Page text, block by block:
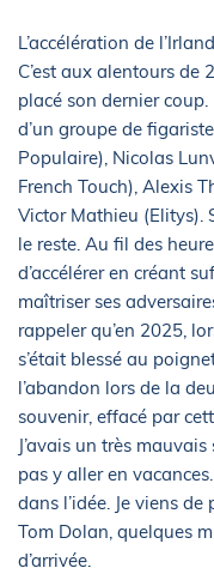
L’accélération de
C’est aux alentours de
placé son dernier
d’un groupe de
Populaire), Nicolas
French Touch), Alexis
Victor Mathieu (Elitys).
le reste. Au fil des
d’accélérer en créant
maîtriser ses
rappeler qu’en 2025,
s’était blessé au
l’abandon lors de la
souvenir, effacé par
J’avais un très
pas y aller en
dans l’idée. Je viens
Tom Dolan, quelques
d’arrivée.